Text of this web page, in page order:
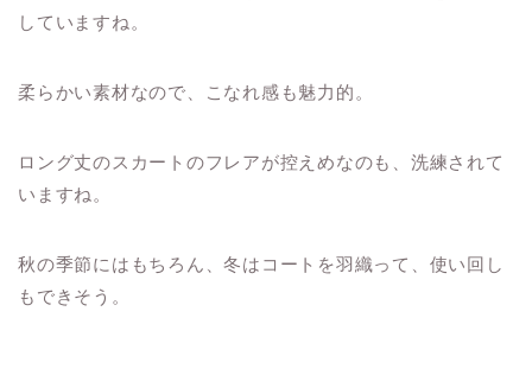
していますね。
柔らかい素材なので、こなれ感も魅力的。
ロング丈のスカートのフレアが控えめなのも、洗練されて
いますね。
秋の季節にはもちろん、冬はコートを羽織って、使い回し
もできそう。